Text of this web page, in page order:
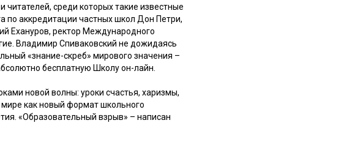
среди которых такие известные
по аккредитации частных школ Дон Петри,
Ехануров, ректор Международного
Владимир Спиваковский не дожидаясь
«знание-скреб» мирового значения –
бесплатную Школу он-лайн.
новой волны: уроки счастья, харизмы,
мире как новый формат школьного
«Образовательный взрыв» – написан